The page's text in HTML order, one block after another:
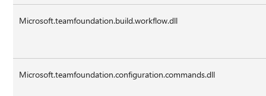
Microsoft.teamfoundation.build.workflow.dll
Microsoft.teamfoundation.configuration.commands.dll